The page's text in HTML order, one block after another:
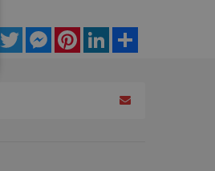
Facebook
Twitter MessengerPinterestLinkedIn